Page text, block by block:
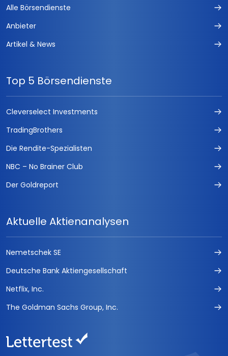
Alle Börsendienste
Anbieter
Artikel & News
Top 5 Börsendienste
Cleverselect Investments
TradingBrothers
Die Rendite-Spezialisten
NBC – No Brainer Club
Der Goldreport
Aktuelle Aktienanalysen
Nemetschek SE
Deutsche Bank Aktiengesellschaft
Netflix, Inc.
The Goldman Sachs Group, Inc.